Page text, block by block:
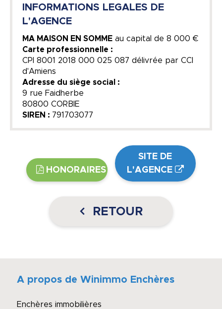
INFORMATIONS LEGALES DE
L'AGENCE
MA MAISON EN SOMME au capital de 8 000 €
Carte professionnelle :
CPI 8001 2018 000 025 087 délivrée par CCI
d'Amiens
Adresse du siège social :
9 rue Faidherbe
80800 CORBIE
SIREN : 791703077
HONORAIRES
SITE DE
L'AGENCE
RETOUR
A propos de Winimmo Enchères
Enchères immobilières